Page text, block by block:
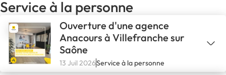
Service à la personne
Ouverture d'une agence
Anacours à Villefranche sur
Saône
13 Juil 2026Service à la personne